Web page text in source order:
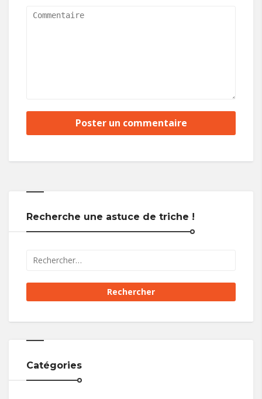
Recherche une astuce de triche !
Catégories